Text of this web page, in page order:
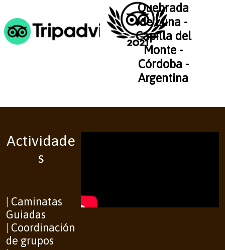
Quebrada
de Luna -
Capilla del
Monte -
Córdoba -
Argentina
Actividade
s
| Caminatas
Guiadas
| Coordinación
de grupos